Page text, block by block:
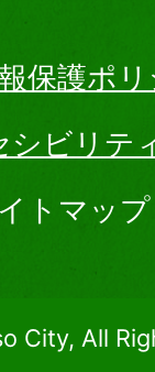
保護ポ
シビリテ
トマップ
City, All